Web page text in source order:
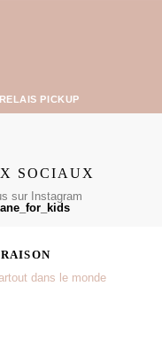
RELAIS PICKUP
SOCIAUX
sur Instagram
dans le monde